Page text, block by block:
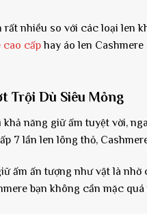
nhiều so với các loại len
cao cấphay áo len
Trội Dù Siêu Mỏng
năng giữ ấm tuyệt vời,
7 lần len lông thỏ,
ấm ấn tượng như vật là
bạn không cần mặc